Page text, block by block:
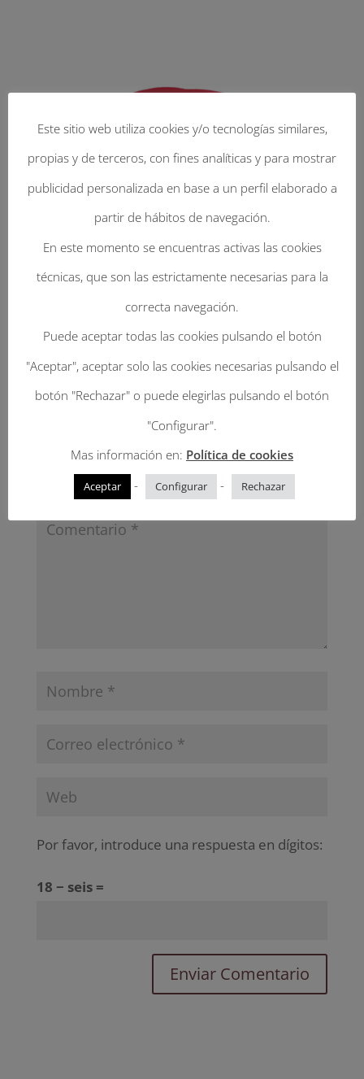
Enviar Un Comentario
Tu dirección de correo electrónico no será
publicada. Los campos obligatorios están
marcados con
*
Por favor, introduce una respuesta en dígitos:
18 − seis =
Este sitio web utiliza cookies y/o tecnologías similares,
propias y de terceros, con fines analíticas y para mostrar
publicidad personalizada en base a un perfil elaborado a
partir de hábitos de navegación.
En este momento se encuentras activas las cookies
técnicas, que son las estrictamente necesarias para la
correcta navegación.
Puede aceptar todas las cookies pulsando el botón
"Aceptar", aceptar solo las cookies necesarias pulsando el
botón "Rechazar" o puede elegirlas pulsando el botón
"Configurar".
Mas información en: Política de cookies
Aceptar - Configurar - Rechazar